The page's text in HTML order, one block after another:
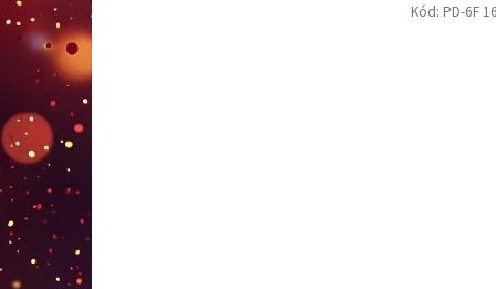
Kód: PD-6F